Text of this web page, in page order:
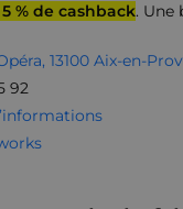
% de cashback. Une
13100 Aix-en-
92